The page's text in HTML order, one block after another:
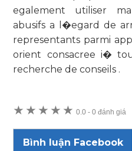
egalement utiliser
abusifs a l�egard de
representants parmi
orient consacree i�
recherche de conseils .
★ ★ ★ ★ ★ 0.0- 0 đánh giá
Bình luận Facebook